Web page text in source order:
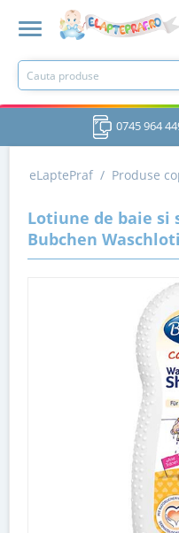
0745 964
eLaptePraf / Produse
Lotiune de baie si
Bubchen